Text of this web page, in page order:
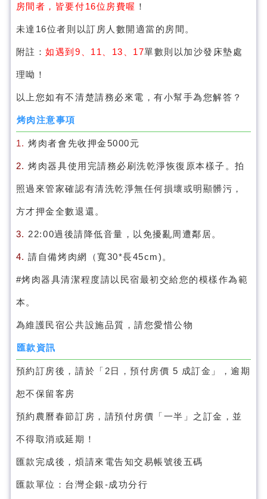
房間者，皆要付16位房費喔 ！
未達16位者則以訂房人數開適當的房間。
附註：如遇到9、11、13、17單數則以加沙發床墊處
理呦！
以上您如有不清楚請務必來電，有小幫手為您解答？
烤肉注意事項
1.烤肉者會先收押金5000元
2. 烤肉器具使用完請務必刷洗乾淨恢復原本樣子。拍
照過來管家確認有清洗乾淨無任何損壞或明顯髒污，
方才押金全數退還。
3. 22:00過後請降低音量，以免擾亂周遭鄰居。
4.請自備烤肉網（寬30*長45cm)。
#烤肉器具清潔程度請以民宿最初交給您的模樣作為範
本。
為維護民宿公共設施品質，請您愛惜公物
匯款資訊
預約訂房後，請於「2日，預付房價 5 成訂金」，逾期
恕不保留客房
預約農曆春節訂房，請預付房價「一半」之訂金，並
不得取消或延期！
匯款完成後，煩請來電告知交易帳號後五碼
匯款單位：台灣企銀-成功分行